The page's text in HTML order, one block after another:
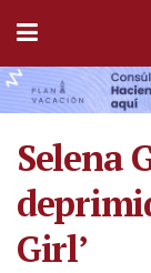
Selena
Girl’